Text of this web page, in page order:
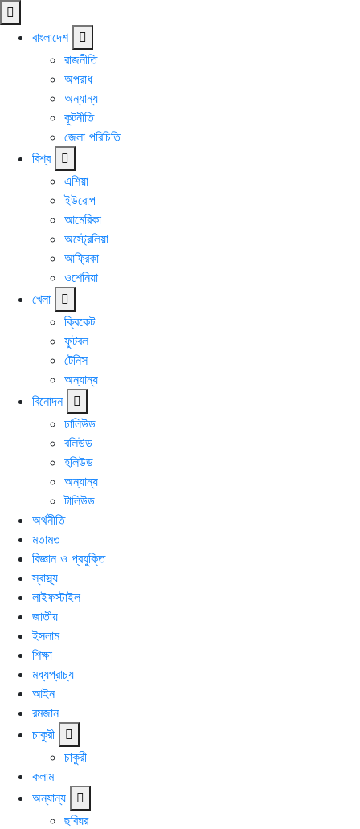
বাংলাদেশ
রাজনীতি
অপরাধ
অন্যান্য
কূটনীতি
জেলা পরিচিতি
বিশ্ব
এশিয়া
ইউরোপ
আমেরিকা
অস্ট্রেলিয়া
আফ্রিকা
ওশেনিয়া
খেলা
ক্রিকেট
ফুটবল
টেনিস
অন্যান্য
বিনোদন
ঢালিউড
বলিউড
হলিউড
অন্যান্য
টালিউড
অর্থনীতি
মতামত
বিজ্ঞান ও প্রযুক্তি
স্বাস্থ্য
লাইফস্টাইল
জাতীয়
ইসলাম
শিক্ষা
মধ্যপ্রাচ্য
আইন
রমজান
চাকুরী
চাকুরী
কলাম
অন্যান্য
ছবিঘর